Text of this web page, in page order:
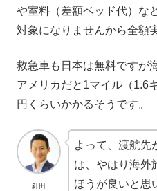
や室料（差額ベッド代）な
対象になりませんから全額
救急車も日本は無料ですが
アメリカだと1マイル（1.6
円くらいかかるそうです。
針田
よって、渡航先
は、やはり海外
ほうが良いと思